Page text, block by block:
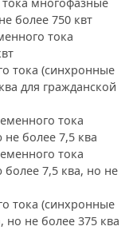
более 750 квт
тока
тока (синхронные
для гражданской
тока
более 7,5 ква
тока
7,5 ква, но не
тока (синхронные
не более 375 ква